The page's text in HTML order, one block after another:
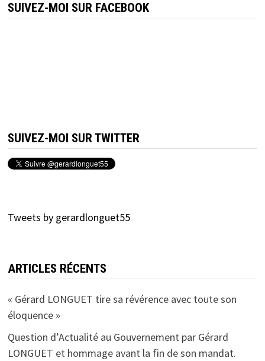
SUIVEZ-MOI SUR FACEBOOK
SUIVEZ-MOI SUR TWITTER
Tweets by gerardlonguet55
ARTICLES RÉCENTS
« Gérard LONGUET tire sa révérence avec toute son
éloquence »
Question d’Actualité au Gouvernement par Gérard
LONGUET et hommage avant la fin de son mandat.